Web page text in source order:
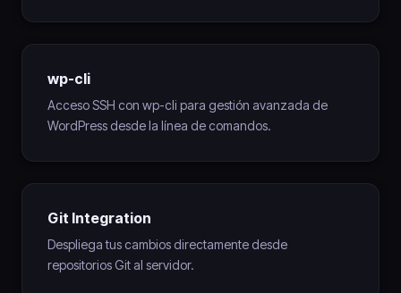
wp-cli
Acceso SSH con wp-cli para gestión avanzada de
WordPress desde la línea de comandos.
Git Integration
Despliega tus cambios directamente desde
repositorios Git al servidor.